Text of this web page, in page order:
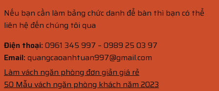
Nếu bạn cần làm bảng chức danh để bàn thì bạn có thể
liên hệ đến chúng tôi qua
Điện thoại:0961 345 997 – 0989 25 03 97
Email:quangcaoanhtuan997@gmail.com
Làm vách ngăn phòng đơn giản giá rẻ
50 Mẫu vách ngăn phòng khách năm 2023